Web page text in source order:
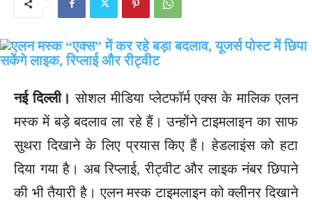
नई दिल्ली। सोशल मीडिया प्लेटफॉर्म एक्स के मालिक एलन
मस्क में बड़े बदलाव ला रहे हैं। उन्होंने टाइमलाइन का साफ
सुथरा दिखाने के लिए प्रयास किए हैं। हेडलाइंस को हटा
दिया गया है। अब रिप्लाई, रीट्वीट और लाइक नंबर छिपाने
की भी तैयारी है। एलन मस्क टाइमलाइन को क्लीनर दिखाने